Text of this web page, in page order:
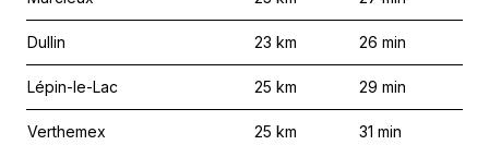
Dullin 23 km 26 min
Lépin-le-Lac 25 km 29 min
Verthemex 25 km 31 min